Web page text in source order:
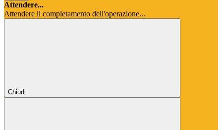
Attendere...
Attendere il completamento dell'operazione...
Chiudi